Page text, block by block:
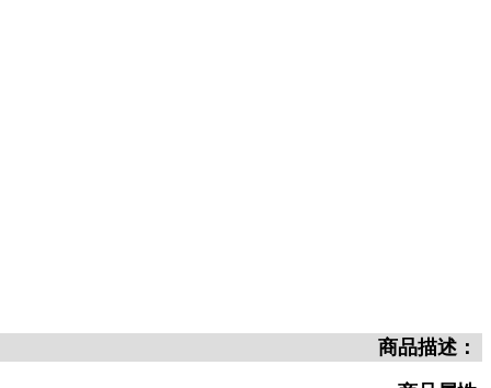
商品描述：